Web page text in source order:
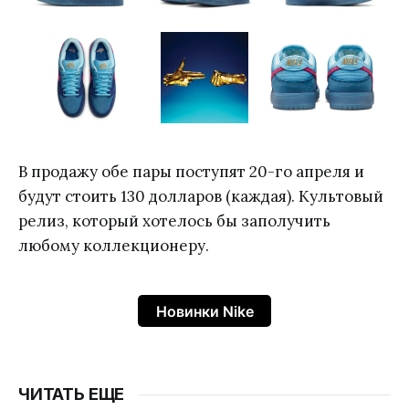
В продажу обе пары поступят 20-го апреля и
будут стоить 130 долларов (каждая). Культовый
релиз, который хотелось бы заполучить
любому коллекционеру.
Новинки Nike
ЧИТАТЬ ЕЩЕ